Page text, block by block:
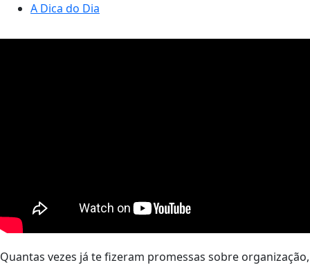
A Dica do Dia
Quantas vezes já te fizeram promessas sobre organização,